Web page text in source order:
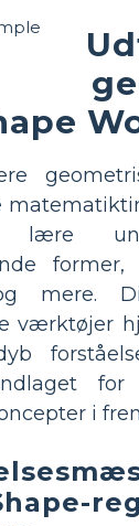
lære
former,
mere.
værktøjer
for
i